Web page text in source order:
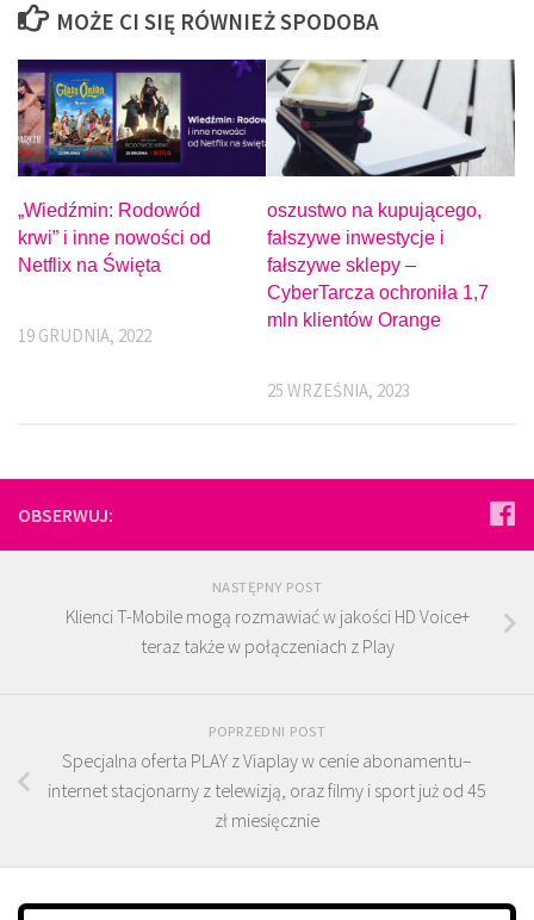
MOŻE CI SIĘ RÓWNIEŻ SPODOBA
„Wiedźmin: Rodowód
krwi” i inne nowości od
Netflix na Święta
19 GRUDNIA, 2022
oszustwo na kupującego,
fałszywe inwestycje i
fałszywe sklepy –
CyberTarcza ochroniła 1,7
mln klientów Orange
25 WRZEŚNIA, 2023
OBSERWUJ:
NASTĘPNY POST
Klienci T-Mobile mogą rozmawiać w jakości HD Voice+
teraz także w połączeniach z Play
POPRZEDNI POST
Specjalna oferta PLAY z Viaplay w cenie abonamentu–
internet stacjonarny z telewizją, oraz filmy i sport już od 45
zł miesięcznie